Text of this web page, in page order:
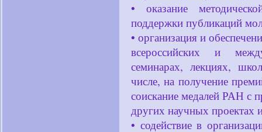
• оказание
поддержки публикаций
• организация и
всероссийских и
семинарах, лекциях,
числе, на получение
соискание медалей РАН с
других научных проектах
• содействие в